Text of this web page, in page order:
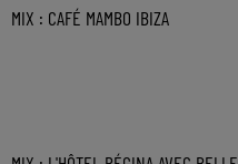
MIX : CAFÉ MAMBO IBIZA